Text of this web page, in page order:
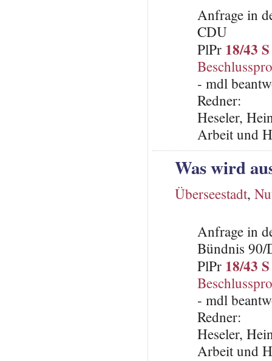
Anfrage in
CDU
PlPr 18/43 S
- mdl
Redner:
Heseler,
Arbeit und
Was wird
Überseestadt,
Anfrage in
Bündnis 90/
PlPr 18/43 S
- mdl
Redner:
Heseler,
Arbeit und